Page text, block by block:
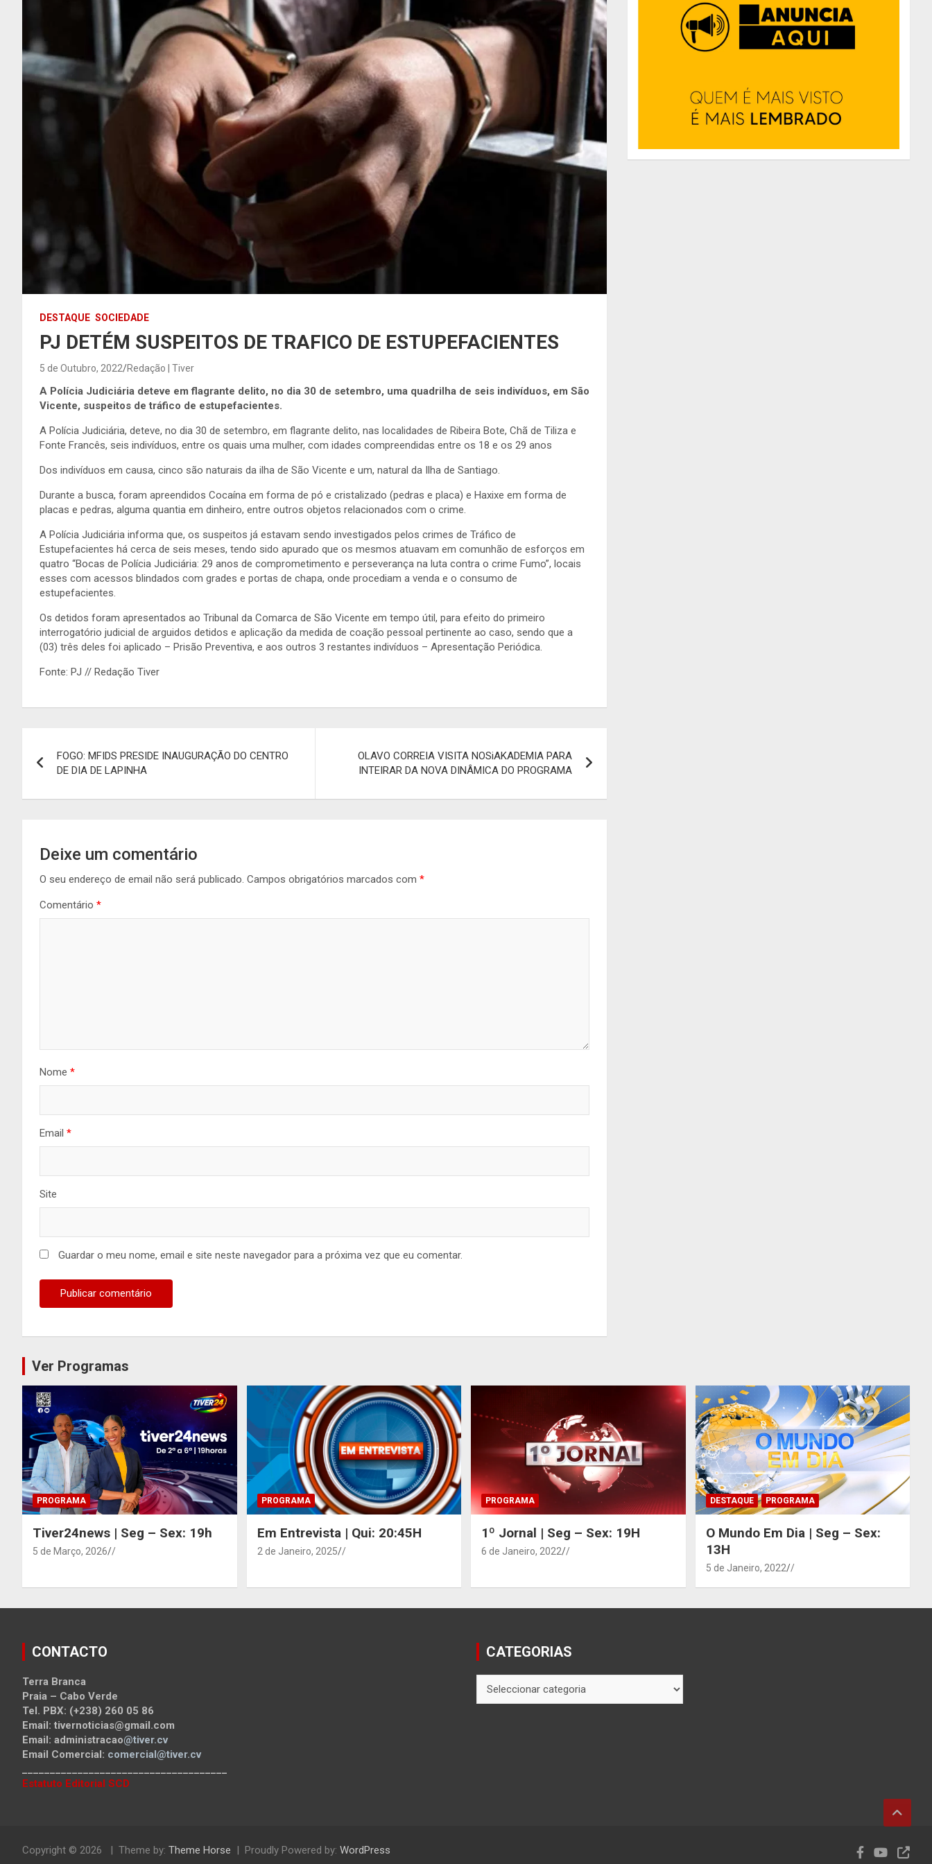
DESTAQUE SOCIEDADE
PJ DETÉM SUSPEITOS DE TRAFICO DE ESTUPEFACIENTES
5 de Outubro, 2022 Redação | Tiver
A Polícia Judiciária deteve em flagrante delito, no dia 30 de setembro, uma quadrilha de seis indivíduos, em São
Vicente, suspeitos de tráfico de estupefacientes.
A Polícia Judiciária, deteve, no dia 30 de setembro, em flagrante delito, nas localidades de Ribeira Bote, Chã de Tiliza e
Fonte Francês, seis indivíduos, entre os quais uma mulher, com idades compreendidas entre os 18 e os 29 anos
Dos indivíduos em causa, cinco são naturais da ilha de São Vicente e um, natural da Ilha de Santiago.
Durante a busca, foram apreendidos Cocaína em forma de pó e cristalizado (pedras e placa) e Haxixe em forma de
placas e pedras, alguma quantia em dinheiro, entre outros objetos relacionados com o crime.
A Polícia Judiciária informa que, os suspeitos já estavam sendo investigados pelos crimes de Tráfico de
Estupefacientes há cerca de seis meses, tendo sido apurado que os mesmos atuavam em comunhão de esforços em
quatro “Bocas de Polícia Judiciária: 29 anos de comprometimento e perseverança na luta contra o crime Fumo”, locais
esses com acessos blindados com grades e portas de chapa, onde procediam a venda e o consumo de
estupefacientes.
Os detidos foram apresentados ao Tribunal da Comarca de São Vicente em tempo útil, para efeito do primeiro
interrogatório judicial de arguidos detidos e aplicação da medida de coação pessoal pertinente ao caso, sendo que a
(03) três deles foi aplicado – Prisão Preventiva, e aos outros 3 restantes indivíduos – Apresentação Periódica.
Fonte: PJ // Redação Tiver
de
artigos
FOGO: MFIDS PRESIDE INAUGURAÇÃO DO CENTRO
DE DIA DE LAPINHA
OLAVO CORREIA VISITA NOSiAKADEMIA PARA
INTEIRAR DA NOVA DINÂMICA DO PROGRAMA
Deixe um comentário
O seu endereço de email não será publicado. Campos obrigatórios marcados com *
Comentário *
Nome *
Email *
Site
Guardar o meu nome, email e site neste navegador para a próxima vez que eu comentar.
Ver Programas
PROGRAMA
Tiver24news | Seg – Sex: 19h
5 de Março, 2026 /
PROGRAMA
Em Entrevista | Qui: 20:45H
2 de Janeiro, 2025 /
PROGRAMA
1º Jornal | Seg – Sex: 19H
6 de Janeiro, 2022 /
DESTAQUE PROGRAMA
O Mundo Em Dia | Seg – Sex:
13H
5 de Janeiro, 2022 /
CONTACTO
Terra Branca
Praia – Cabo Verde
Tel. PBX: (+238) 260 05 86
Email: tivernoticias@gmail.com
Email: administracao@tiver.cv
Email Comercial: comercial@tiver.cv
Estatuto Editorial SCD
CATEGORIAS
Copyright © 2026 Theme by: Theme Horse Proudly Powered by: WordPress